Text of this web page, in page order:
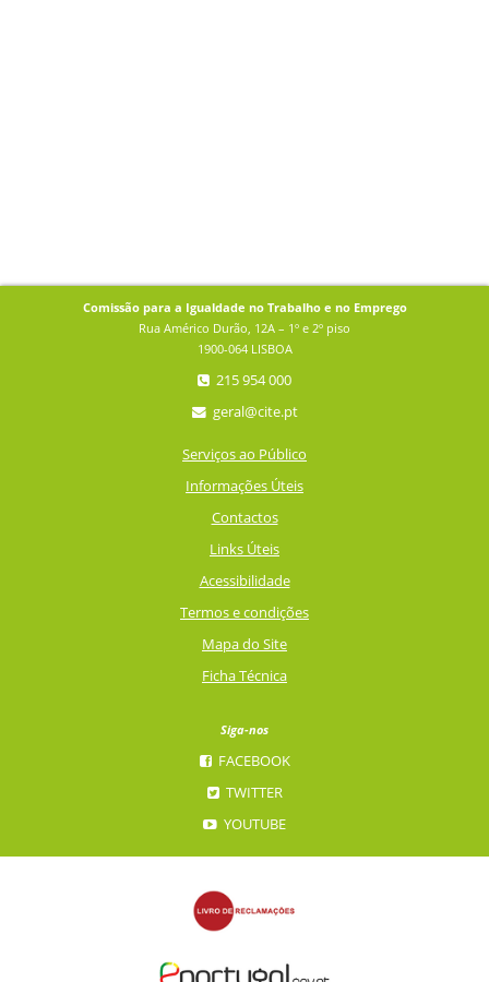
Comissão para a Igualdade no Trabalho e no Emprego
Rua Américo Durão, 12A – 1º e 2º piso
1900-064 LISBOA
215 954 000
geral@cite.pt
Serviços ao Público
Informações Úteis
Contactos
Links Úteis
Acessibilidade
Termos e condições
Mapa do Site
Ficha Técnica
Siga-nos
FACEBOOK
TWITTER
YOUTUBE